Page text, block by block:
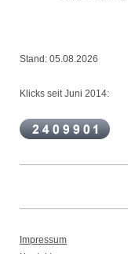
Stand: 05.08.2026
Klicks seit Juni 2014:
Impressum